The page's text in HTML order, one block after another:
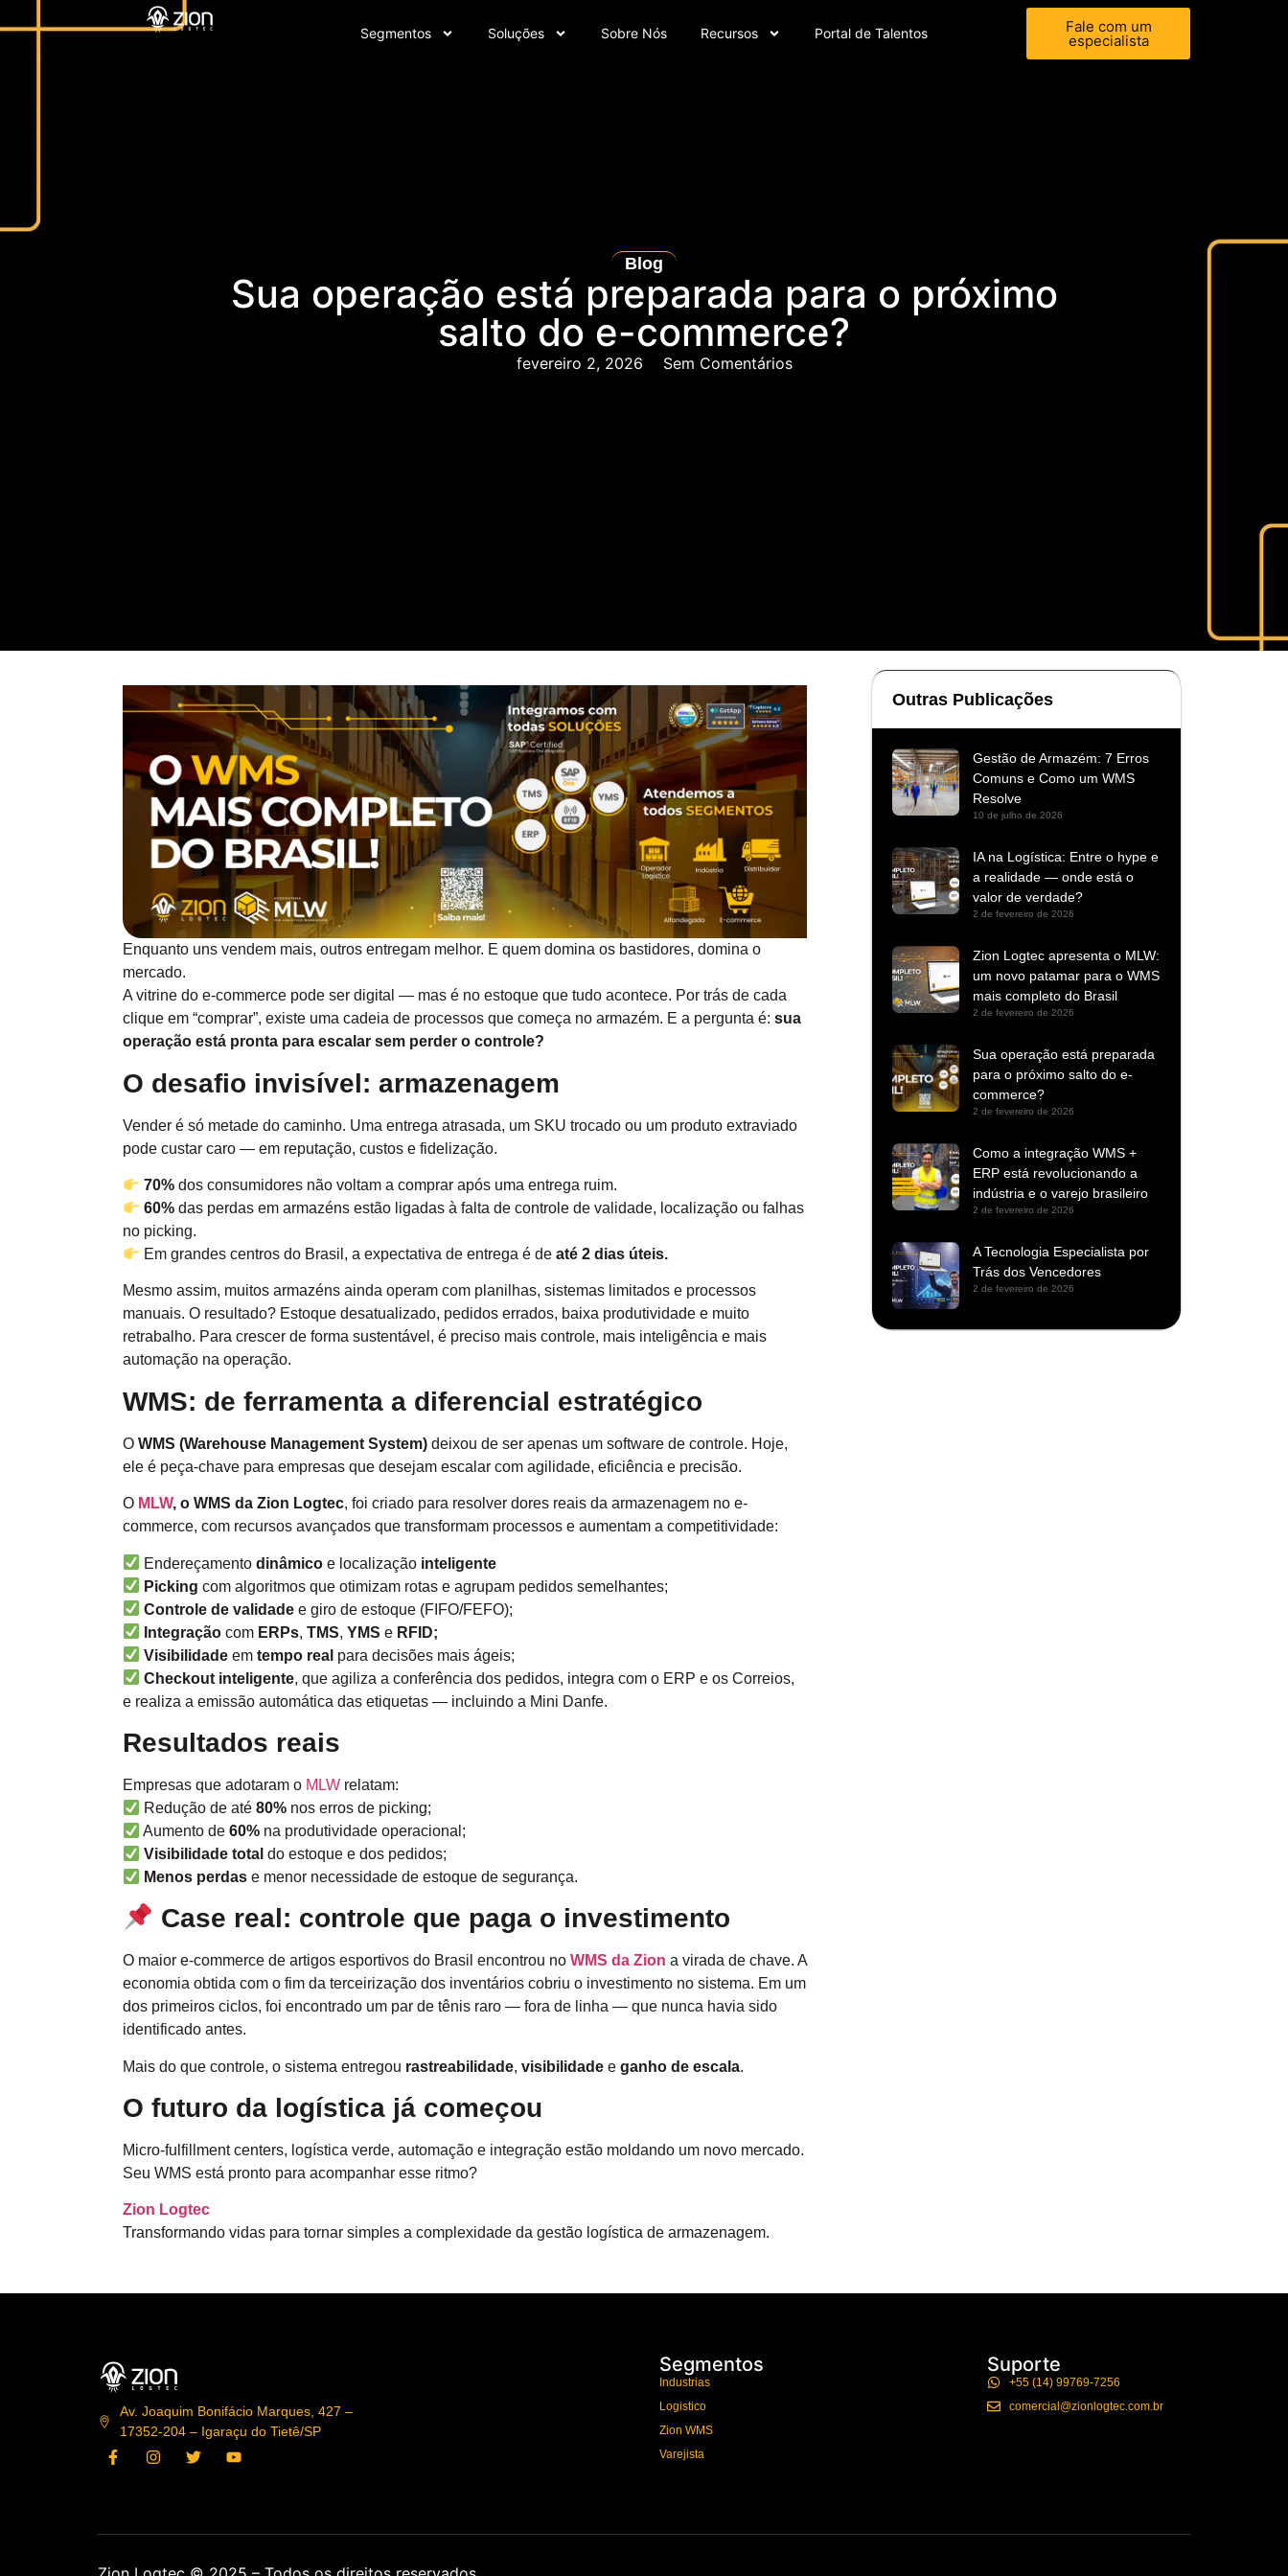
Segmentos Soluções Sobre Nós Recursos Portal de Talentos Fale com um
especialista
Blog
Sua operação está preparada para o próximo
salto do e-commerce?
fevereiro 2, 2026 Sem Comentários
Enquanto uns vendem mais, outros entregam melhor. E quem domina os bastidores, domina o
mercado.
A vitrine do e-commerce pode ser digital — mas é no estoque que tudo acontece. Por trás de cada
clique em “comprar”, existe uma cadeia de processos que começa no armazém. E a pergunta é: sua
operação está pronta para escalar sem perder o controle?
O desafio invisível: armazenagem
Vender é só metade do caminho. Uma entrega atrasada, um SKU trocado ou um produto extraviado
pode custar caro — em reputação, custos e fidelização.
70% dos consumidores não voltam a comprar após uma entrega ruim.
60% das perdas em armazéns estão ligadas à falta de controle de validade, localização ou falhas
no picking.
Em grandes centros do Brasil, a expectativa de entrega é deaté 2 dias úteis.
Mesmo assim, muitos armazéns ainda operam com planilhas, sistemas limitados e processos
manuais. O resultado? Estoque desatualizado, pedidos errados, baixa produtividade e muito
retrabalho. Para crescer de forma sustentável, é preciso mais controle, mais inteligência e mais
automação na operação.
WMS: de ferramenta a diferencial estratégico
O WMS (Warehouse Management System) deixou de ser apenas um software de controle. Hoje,
ele é peça-chave para empresas que desejam escalar com agilidade, eficiência e precisão.
O MLW, o WMS da Zion Logtec, foi criado para resolver dores reais da armazenagem no e-
commerce, com recursos avançados que transformam processos e aumentam a competitividade:
Endereçamentodinâmicoe localização inteligente
Pickingcom algoritmos que otimizam rotas e agrupam pedidos semelhantes;
Controle de validadee giro de estoque (FIFO/FEFO);
Integraçãocom ERPs,TMS,YMSe RFID;
Visibilidadeemtempo real para decisões mais ágeis;
Checkout inteligente, que agiliza a conferência dos pedidos, integra com o ERP e os Correios,
e realiza a emissão automática das etiquetas — incluindo a Mini Danfe.
Resultados reais
Empresas que adotaram o MLW relatam:
Redução de até80% nos erros de picking;
Aumento de60% na produtividade operacional;
Visibilidade totaldo estoque e dos pedidos;
Menos perdase menor necessidade de estoque de segurança.
Case real: controle que paga o investimento
O maior e-commerce de artigos esportivos do Brasil encontrou no WMS da Zion a virada de chave. A
economia obtida com o fim da terceirização dos inventários cobriu o investimento no sistema. Em um
dos primeiros ciclos, foi encontrado um par de tênis raro — fora de linha — que nunca havia sido
identificado antes.
Mais do que controle, o sistema entregou rastreabilidade, visibilidade e ganho de escala.
O futuro da logística já começou
Micro-fulfillment centers, logística verde, automação e integração estão moldando um novo mercado.
Seu WMS está pronto para acompanhar esse ritmo?
Zion Logtec
Transformando vidas para tornar simples a complexidade da gestão logística de armazenagem.
Outras Publicações
Gestão de Armazém: 7 Erros
Comuns e Como um WMS
Resolve
10 de julho de 2026
IA na Logística: Entre o hype e
a realidade — onde está o
valor de verdade?
2 de fevereiro de 2026
Zion Logtec apresenta o MLW:
um novo patamar para o WMS
mais completo do Brasil
2 de fevereiro de 2026
Sua operação está preparada
para o próximo salto do e-
commerce?
2 de fevereiro de 2026
Como a integração WMS +
ERP está revolucionando a
indústria e o varejo brasileiro
2 de fevereiro de 2026
A Tecnologia Especialista por
Trás dos Vencedores
2 de fevereiro de 2026
Av. Joaquim Bonifácio Marques, 427 –
17352-204 – Igaraçu do Tietê/SP
Segmentos
Industrias
Logistico
Zion WMS
Varejista
Suporte
+55 (14) 99769-7256
comercial@zionlogtec.com.br